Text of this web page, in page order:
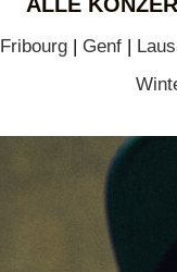
Fribourg | Genf |